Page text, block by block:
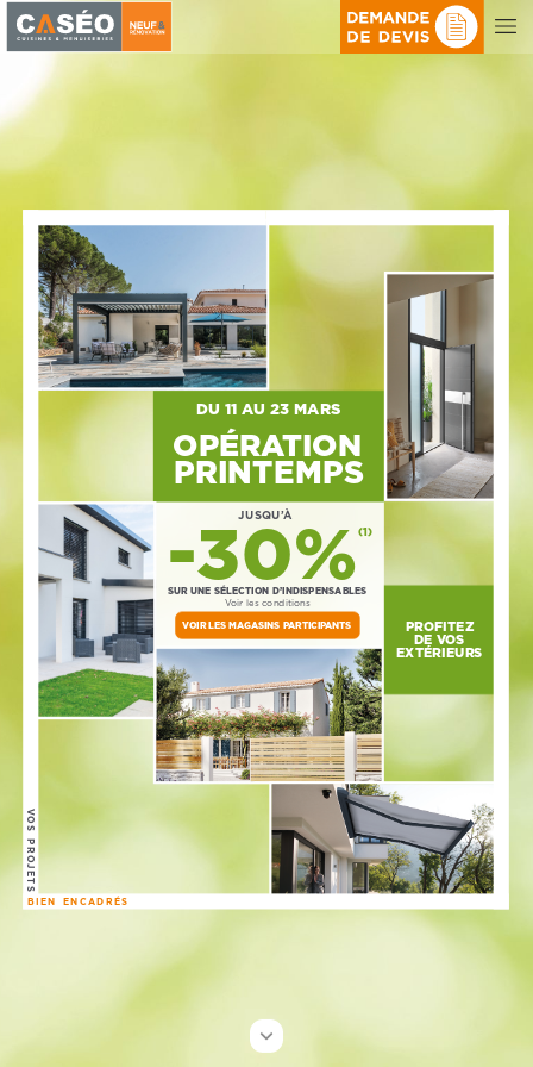
-30% (1)
SUR UNE SÉLECTION D’INDISPENSABLES
VOIR LES MAGASINS PARTICIPANTS
Voir les conditions
JUSQU’À
OPÉRATION
PRINTEMPS
DU 11 AU 23 MARS
PROFITEZ
DE VOS
EXTÉRIEURS
VOS
PROJETS
BIEN ENCADRÉS